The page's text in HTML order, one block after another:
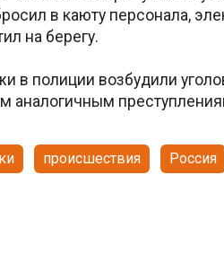
в каюту персонала,
на берегу.
в полиции возбудили
аналогичным
происшествия Россия